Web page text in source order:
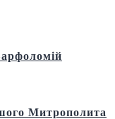
Митрополита